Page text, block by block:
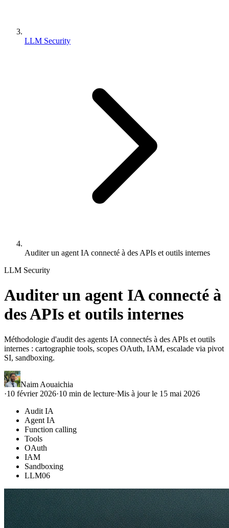
LLM Security
Auditer un agent IA connecté à des APIs et outils internes
LLM Security
Auditer un agent IA connecté à
des APIs et outils internes
Méthodologie d'audit des agents IA connectés à des APIs et outils
internes : cartographie tools, scopes OAuth, IAM, escalade via pivot
SI, sandboxing.
Naim Aouaichia
·10 février 2026·10 min de lecture·Mis à jour le 15 mai 2026
Audit IA
Agent IA
Function calling
Tools
OAuth
IAM
Sandboxing
LLM06